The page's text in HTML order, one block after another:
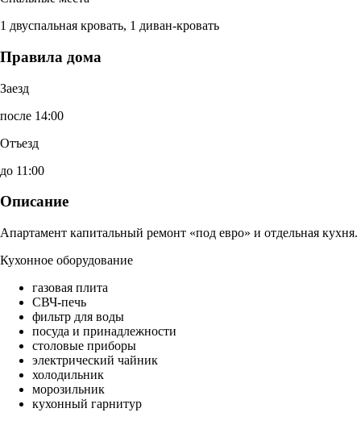
1 двуспальная кровать, 1 диван-кровать
Правила дома
Заезд
после 14:00
Отъезд
до 11:00
Описание
Апартамент капитальный ремонт «под евро» и отдельная кухня.
Кухонное оборудование
газовая плита
СВЧ-печь
фильтр для воды
посуда и принадлежности
столовые приборы
электрический чайник
холодильник
морозильник
кухонный гарнитур